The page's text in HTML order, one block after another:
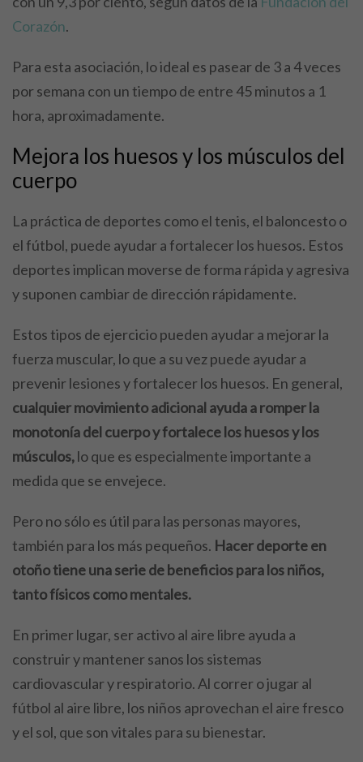
Corazón.
Para esta asociación, lo ideal es pasear de 3 a 4 veces
por semana con un tiempo de entre 45 minutos a 1
hora, aproximadamente.
Mejora los huesos y los músculos del
cuerpo
La práctica de deportes como el tenis, el baloncesto o
el fútbol, puede ayudar a fortalecer los huesos. Estos
deportes implican moverse de forma rápida y agresiva
y suponen cambiar de dirección rápidamente.
Estos tipos de ejercicio pueden ayudar a mejorar la
fuerza muscular, lo que a su vez puede ayudar a
prevenir lesiones y fortalecer los huesos. En general,
cualquier movimiento adicional ayuda a romper la
monotonía del cuerpo y fortalece los huesos y los
músculos,lo que es especialmente importante a
medida que se envejece.
Pero no sólo es útil para las personas mayores,
también para los más pequeños. Hacer deporte en
otoño tiene una serie de beneficios para los niños,
tanto físicos como mentales.
En primer lugar, ser activo al aire libre ayuda a
construir y mantener sanos los sistemas
cardiovascular y respiratorio. Al correr o jugar al
fútbol al aire libre, los niños aprovechan el aire fresco
y el sol, que son vitales para su bienestar.